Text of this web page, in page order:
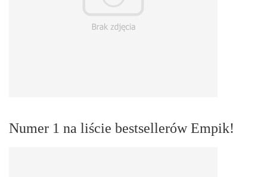
Numer 1 na liście bestsellerów Empik!